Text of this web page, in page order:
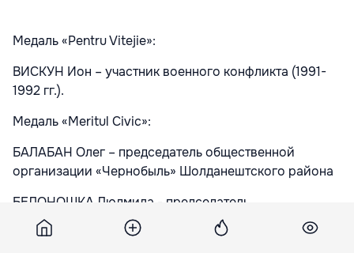
Медаль «Pentru Vitejie»:
ВИСКУН Ион – участник военного конфликта (1991-
1992 гг.).
Медаль «Meritul Civic»:
БАЛАБАН Олег – председатель общественной
организации «Чернобыль» Шолданештского района
БЕЛОНОШКА Людмила - председатель
общественной организации «Чернобыль» Окницкого
района